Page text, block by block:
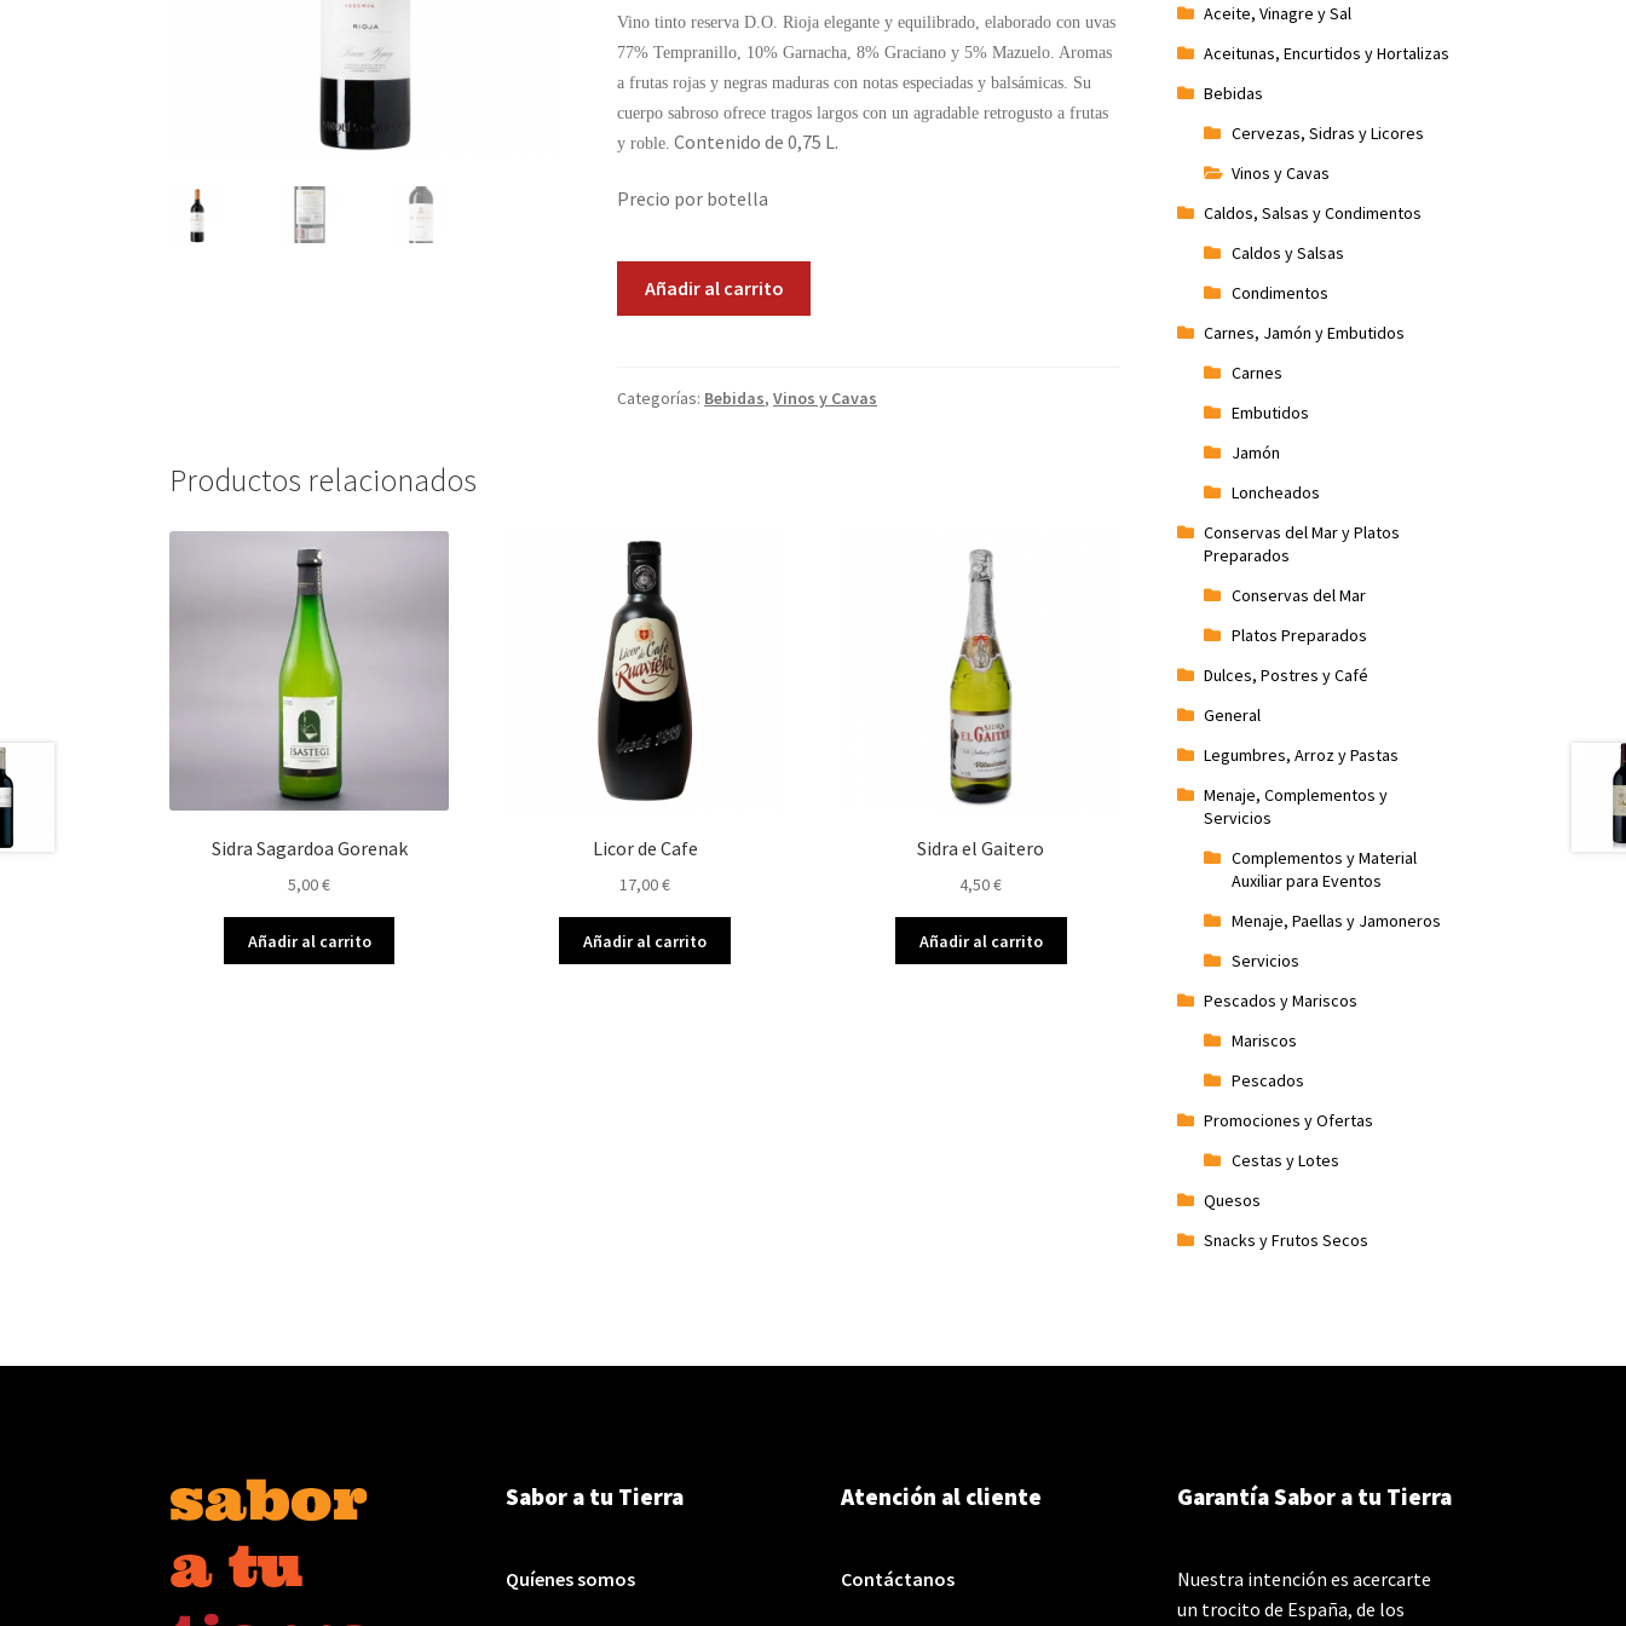
Vino tinto reserva D.O. Rioja elegante y equilibrado, elaborado con uvas
77% Tempranillo, 10% Garnacha, 8% Graciano y 5% Mazuelo. Aromas
a frutas rojas y negras maduras con notas especiadas y balsámicas. Su
cuerpo sabroso ofrece tragos largos con un agradable retrogusto a frutas
y roble. Contenido de 0,75 L.
Precio por botella
cantidad
Añadir al carrito
Categorías: Bebidas,Vinos y Cavas
Productos relacionados
Sidra Sagardoa Gorenak
5,00€
Añadir al carrito
Licor de Cafe
17,00€
Añadir al carrito
Sidra el Gaitero
4,50€
Añadir al carrito
Aceite, Vinagre y Sal
Aceitunas, Encurtidos y Hortalizas
Bebidas
Cervezas, Sidras y Licores
Vinos y Cavas
Caldos, Salsas y Condimentos
Caldos y Salsas
Condimentos
Carnes, Jamón y Embutidos
Carnes
Embutidos
Jamón
Loncheados
Conservas del Mar y Platos
Preparados
Conservas del Mar
Platos Preparados
Dulces, Postres y Café
General
Legumbres, Arroz y Pastas
Menaje, Complementos y
Servicios
Complementos y Material
Auxiliar para Eventos
Menaje, Paellas y Jamoneros
Servicios
Pescados y Mariscos
Mariscos
Pescados
Promociones y Ofertas
Cestas y Lotes
Quesos
Snacks y Frutos Secos
Sabor a tu Tierra
Quíenes somos
Atención al cliente
Contáctanos
Garantía Sabor a tu Tierra
Nuestra intención es acercarte
un trocito de España, de los